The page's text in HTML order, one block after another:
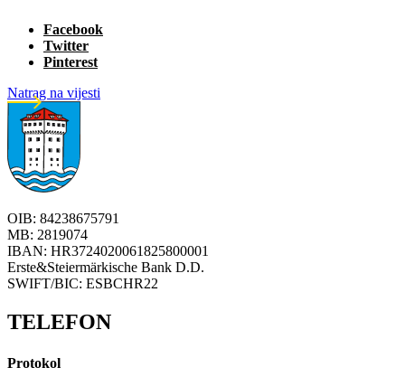
Facebook
Twitter
Pinterest
Natrag na vijesti
OIB: 84238675791
MB: 2819074
IBAN: HR3724020061825800001
Erste&Steiermärkische Bank D.D.
SWIFT/BIC: ESBCHR22
TELEFON
Protokol